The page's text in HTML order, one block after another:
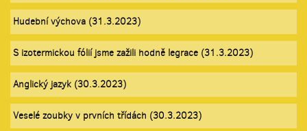
Hudební výchova (31.3.2023)
S izotermickou fólií jsme zažili hodně legrace (31.3.2023)
Anglický jazyk (30.3.2023)
Veselé zoubky v prvních třídách (30.3.2023)